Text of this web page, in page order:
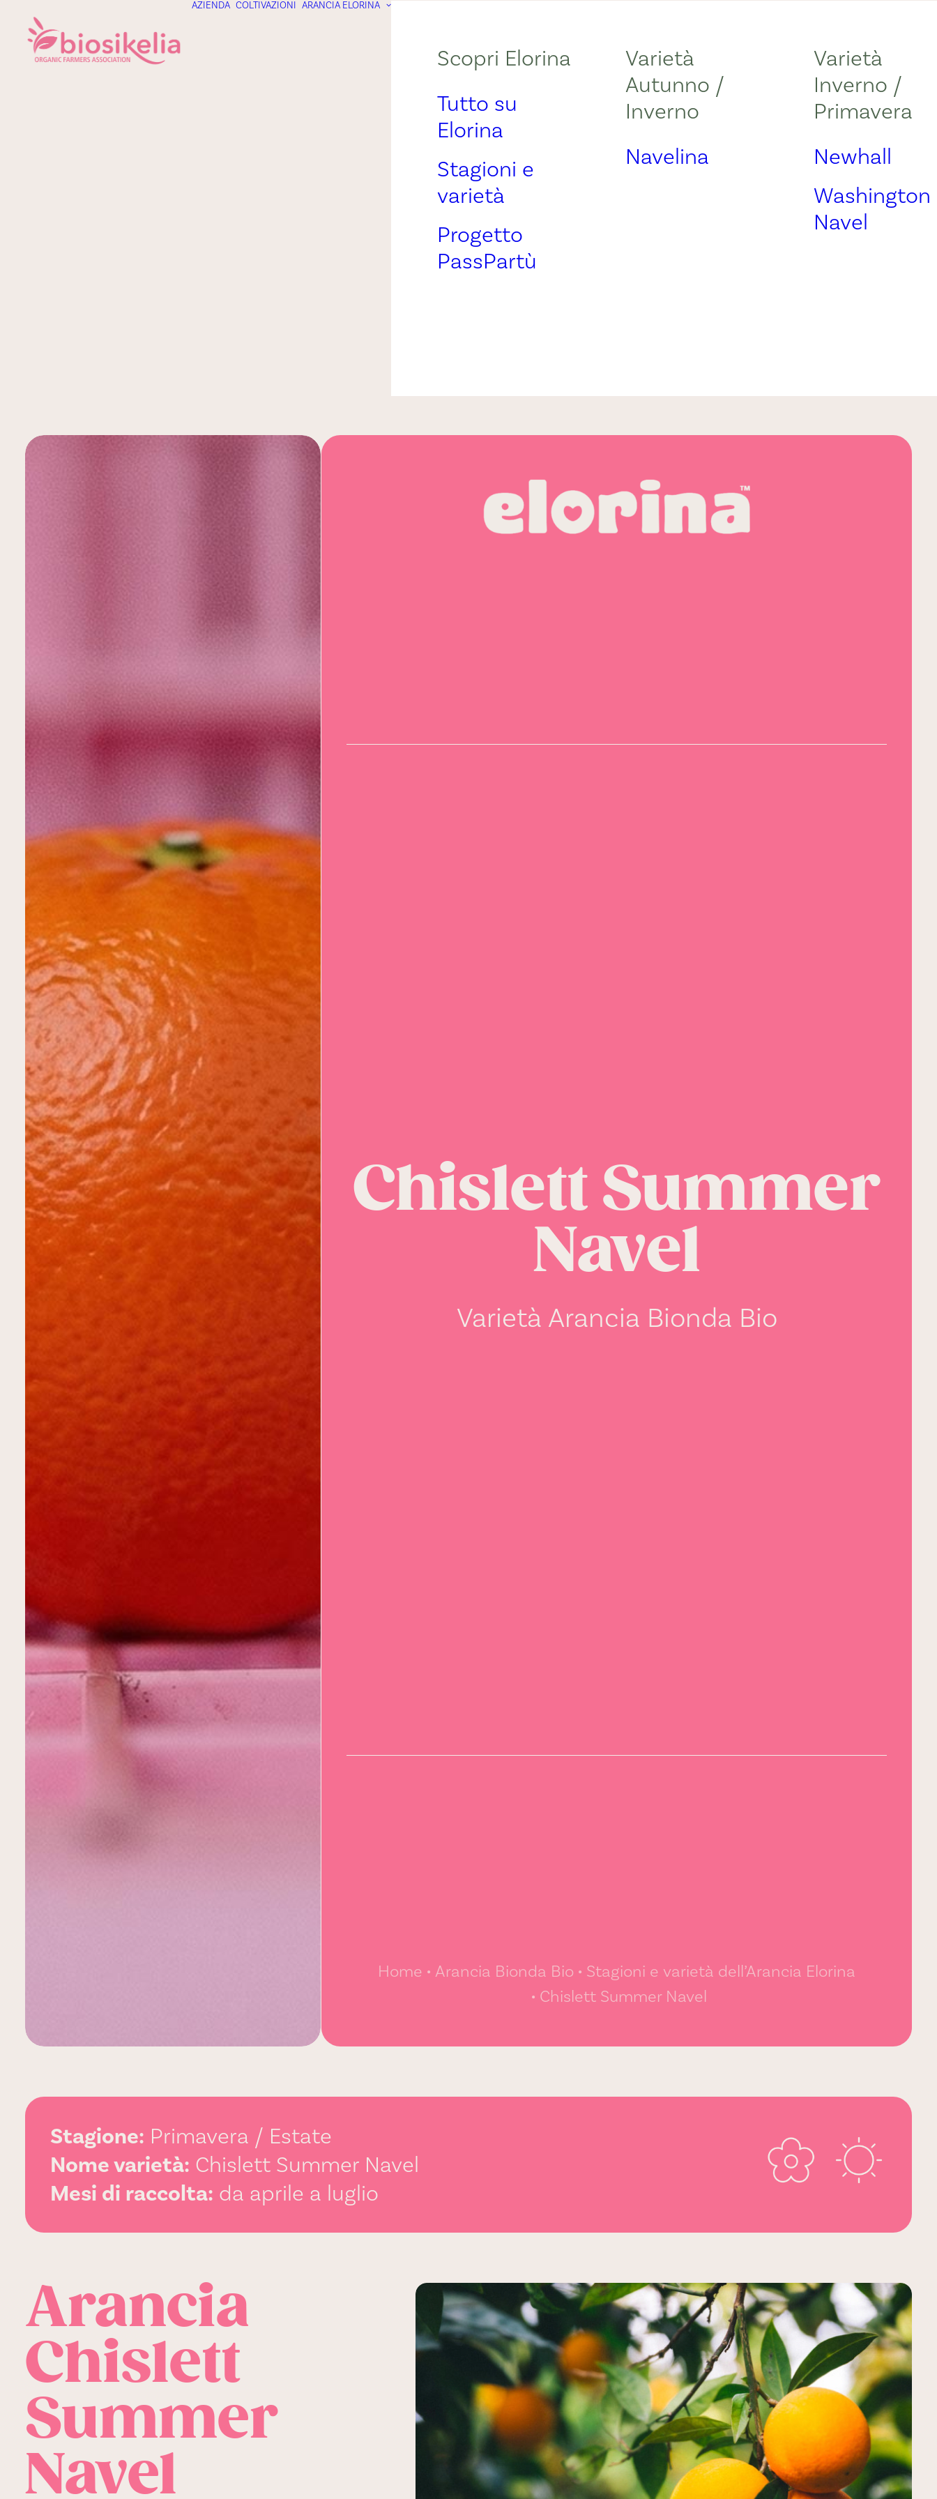
AZIENDA COLTIVAZIONI ARANCIA ELORINA
Scopri Elorina
Tutto su
Elorina
Stagioni e
varietà
Progetto
PassPartù
Varietà
Autunno /
Inverno
Navelina
Varietà
Inverno /
Primavera
Newhall
Washington
Navel
Chislett Summer
Navel
Varietà Arancia Bionda Bio
Home Arancia Bionda Bio
Stagioni e varietà dell’Arancia Elorina
Chislett Summer Navel
Stagione: Primavera / Estate
Nome varietà: Chislett Summer Navel
Mesi di raccolta: da aprile a luglio
Arancia
Chislett
Summer
Navel